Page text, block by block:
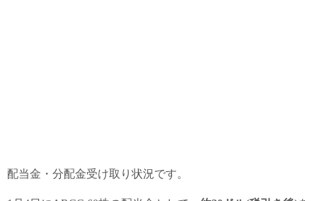
配当金・分配金受け取り状況です。